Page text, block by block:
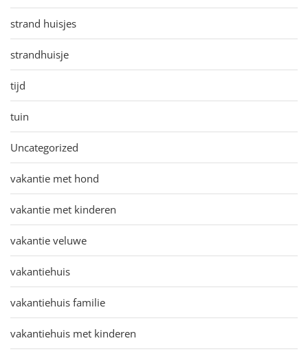
strand huisjes
strandhuisje
tijd
tuin
Uncategorized
vakantie met hond
vakantie met kinderen
vakantie veluwe
vakantiehuis
vakantiehuis familie
vakantiehuis met kinderen